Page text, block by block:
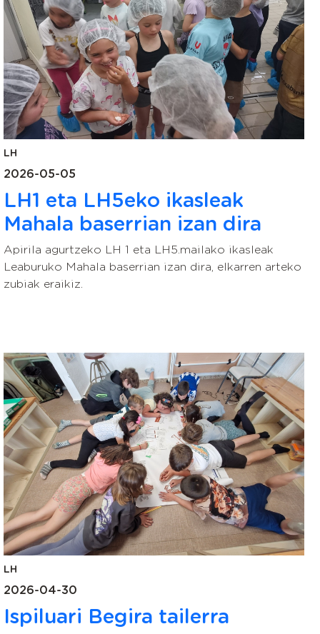
LH
2026-05-05
LH1 eta LH5eko ikasleak
Mahala baserrian izan dira
Apirila agurtzeko LH 1 eta LH5.mailako ikasleak
Leaburuko Mahala baserrian izan dira, elkarren arteko
zubiak eraikiz.
LH
2026-04-30
Ispiluari Begira tailerra